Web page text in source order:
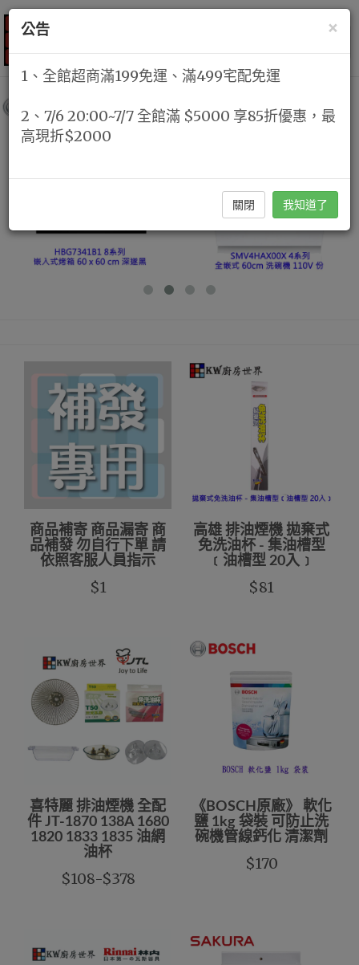
KW廚房世界
商品補寄 商品漏寄 商
品補發 勿自行下單 請
依照客服人員指示
$1
高雄 排油煙機 拋棄式
免洗油杯 - 集油槽型
﹝油槽型 20入﹞
$81
喜特麗 排油煙機 全配
件 JT-1870 138A 1680
1820 1833 1835 油網
油杯
$108-$378
《BOSCH原廠》 軟化
鹽 1kg 袋裝 可防止洗
碗機管線鈣化 清潔劑
$170
×
公告
1、全館超商滿199免運、滿499宅配免運
2、7/6 20:00~7/7 全館滿 $5000 享85折優惠，最
高現折$2000
關閉 我知道了